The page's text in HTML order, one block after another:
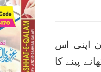
اپنی اس
پینے کا